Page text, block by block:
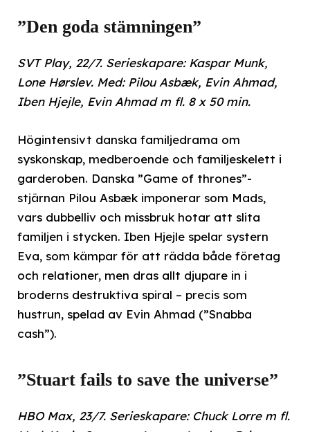
”Den goda stämningen”
SVT Play, 22/7. Serieskapare: Kaspar Munk,
Lone Hørslev. Med: Pilou Asbæk, Evin Ahmad,
Iben Hjejle, Evin Ahmad m fl. 8 x 50 min.
Högintensivt danska familjedrama om
syskonskap, medberoende och familjeskelett i
garderoben. Danska ”Game of thrones”-
stjärnan Pilou Asbæk imponerar som Mads,
vars dubbelliv och missbruk hotar att slita
familjen i stycken. Iben Hjejle spelar systern
Eva, som kämpar för att rädda både företag
och relationer, men dras allt djupare in i
broderns destruktiva spiral – precis som
hustrun, spelad av Evin Ahmad (”Snabba
cash”).
”Stuart fails to save the universe”
HBO Max, 23/7. Serieskapare: Chuck Lorre m fl.